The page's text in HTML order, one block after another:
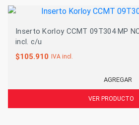
Inserto Korloy CCMT 09T304 MP
incl. c/u
$105.910 IVA incl.
AGREGAR
VER PRODUCTO